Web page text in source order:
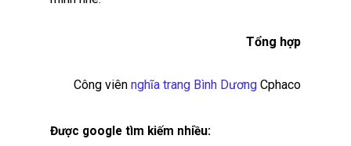
Tổng hợp
Công viên nghĩa trang Bình Dương Cphaco
Được google tìm kiếm nhiều: